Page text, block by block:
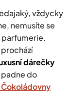
vždycky
nemusíte se
parfumerie.
prochází
dárečky
padne do